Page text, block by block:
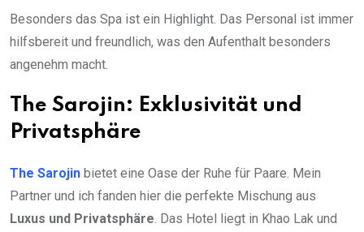
Besonders das Spa ist ein Highlight. Das Personal ist immer
hilfsbereit und freundlich, was den Aufenthalt besonders
angenehm macht.
The Sarojin: Exklusivität und
Privatsphäre
The Sarojin bietet eine Oase der Ruhe für Paare. Mein
Partner und ich fanden hier die perfekte Mischung aus
Luxus und Privatsphäre . Das Hotel liegt in Khao Lak und